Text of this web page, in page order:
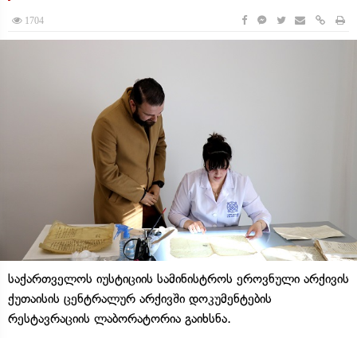
1704
საქართველოს იუსტიციის სამინისტროს ეროვნული არქივის
ქუთაისის ცენტრალურ არქივში დოკუმენტების
რესტავრაციის ლაბორატორია გაიხსნა.